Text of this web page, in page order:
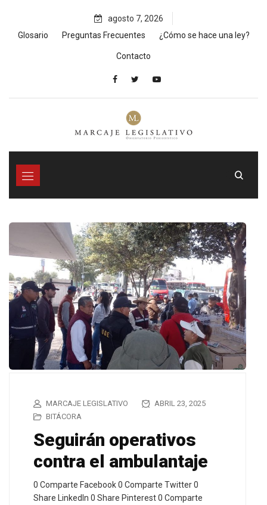
content
agosto 7, 2026
Glosario
Preguntas Frecuentes ¿Cómo se hace una ley?
Contacto
MARCAJE LEGISLATIVO
ABRIL 23, 2025
BITÁCORA
Seguirán operativos
contra el ambulantaje
0 Comparte Facebook 0 Comparte Twitter 0
Share LinkedIn 0 Share Pinterest 0 Comparte